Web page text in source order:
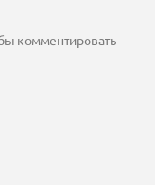
комментировать